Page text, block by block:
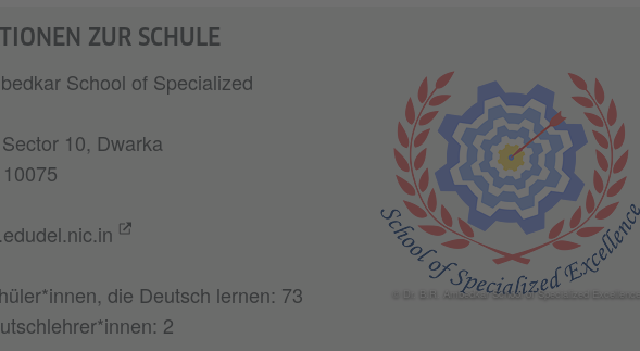
ZUR SCHULE
© Dr. B.R. Ambedkar School of Specialized Excellence
School of Specialized
10, Dwarka
die Deutsch lernen: 73
2